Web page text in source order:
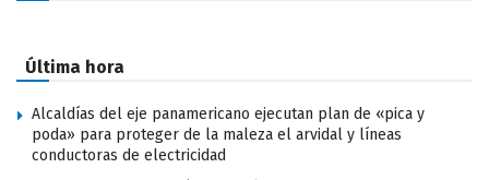
Última hora
Alcaldías del eje panamericano ejecutan plan de «pica y
poda» para proteger de la maleza el arvidal y líneas
conductoras de electricidad